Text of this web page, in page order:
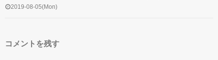
イベント情報
2019-08-05(Mon)
コメントを残す